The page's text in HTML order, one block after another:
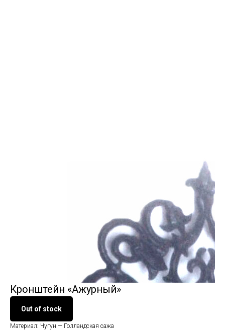
Кронштейн «Ажурный»
Out of stock
Материал: Чугун — Голландская сажа